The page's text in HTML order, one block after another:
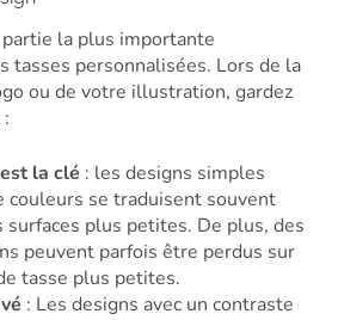
la plus importante
tasses personnalisées. Lors de la
ou de votre illustration, gardez
la clé : les designs simples
couleurs se traduisent souvent
surfaces plus petites. De plus, des
peuvent parfois être perdus sur
tasse plus petites.
: Les designs avec un contraste